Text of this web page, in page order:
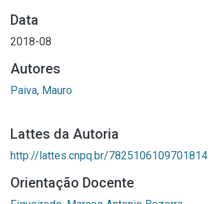
Data
2018-08
Autores
Paiva, Mauro
Lattes da Autoria
http://lattes.cnpq.br/7825106109701814
Orientação Docente